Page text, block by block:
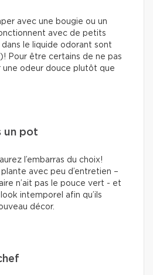
avec une bougie ou un
avec de petits
le liquide odorant sont
Pour être certains de ne pas
odeur douce plutôt que
un pot
l’embarras du choix!
avec peu d’entretien –
n’ait pas le pouce vert - et
intemporel afin qu’ils
décor.